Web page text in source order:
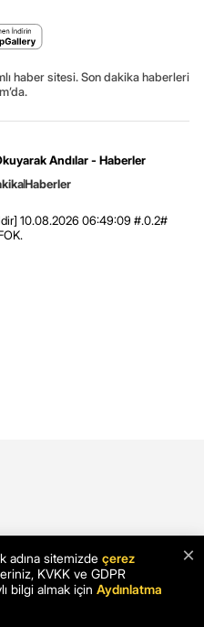
haber sitesi. Son dakika haberleri
Andılar - Haberler
Haberler
10.08.2026 06:49:09 #.0.2#
×
adına sitemizde çerez
KVKK ve GDPR
bilgi almak için Aydınlatma